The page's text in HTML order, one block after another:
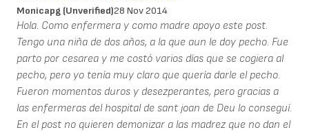
Monicapg (unverified)28 Nov 2014
Hola. Como enfermera y como madre apoyo este post.
Tengo una niña de dos años, a la que aun le doy pecho. Fue
parto por cesarea y me costó varios días que se cogiera al
pecho, pero yo tenía muy claro que quería darle el pecho.
Fueron momentos duros y desezperantes, pero gracias a
las enfermeras del hospital de sant joan de Deu lo conseguí.
En el post no quieren demonizar a las madrez que no dan el